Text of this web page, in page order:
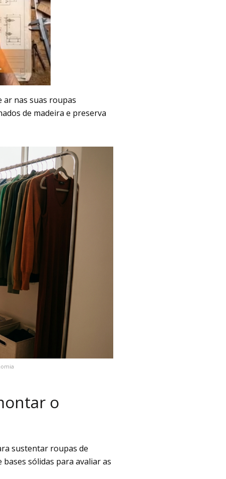
ar nas suas roupas
de madeira e preserva
o
sustentar roupas de
sólidas para avaliar as